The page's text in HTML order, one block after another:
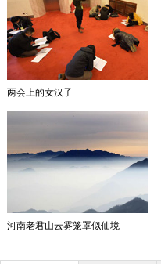
两会上的女汉子
河南老君山云雾笼罩似仙境